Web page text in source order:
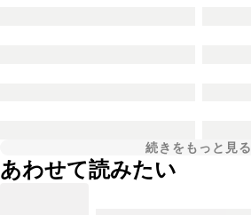
続きをもっと見る
あわせて読みたい